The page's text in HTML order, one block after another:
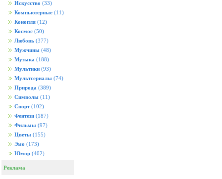
Искусство (33)
Компьютерные (11)
Конопля (12)
Космос (50)
Любовь (377)
Мужчины (48)
Музыка (188)
Мультики (93)
Мультсериалы (74)
Природа (389)
Символы (11)
Спорт (102)
Фентези (187)
Фильмы (97)
Цветы (155)
Эмо (173)
Юмор (402)
Реклама